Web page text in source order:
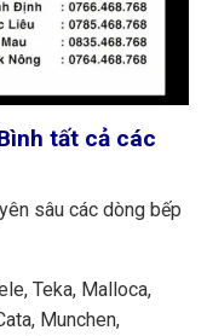
tất cả các
sâu các dòng bếp
Teka, Malloca,
Munchen,